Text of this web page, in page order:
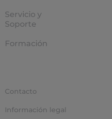
Servicio y
Soporte
Formación
Contacto
Información legal